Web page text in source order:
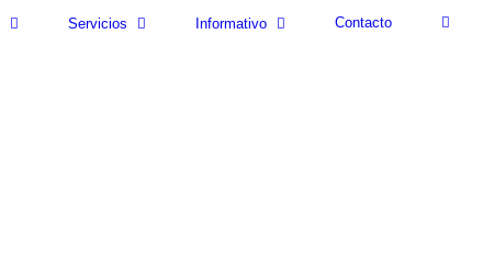
Servicios Informativo Contacto